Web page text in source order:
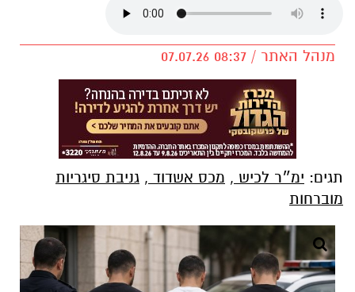
מנהל האתר / 08:37 07.07.26
תגים: ימ״ר לכיש , מכס אשדוד , גניבת סיגריות
מוברחות